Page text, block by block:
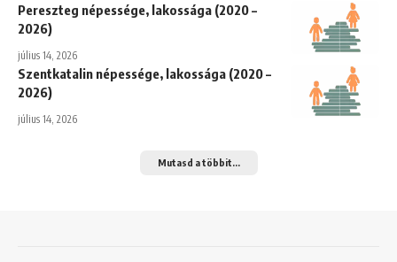
Pereszteg népessége, lakossága (2020 –
2026)
július 14, 2026
Szentkatalin népessége, lakossága (2020 –
2026)
július 14, 2026
Mutasd a többit...